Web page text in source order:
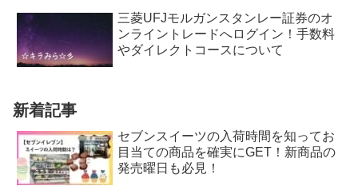
三菱UFJモルガンスタンレー証券のオ
ンライントレードへログイン！手数料
やダイレクトコースについて
新着記事
セブンスイーツの入荷時間を知ってお
目当ての商品を確実にGET！新商品の
発売曜日も必見！